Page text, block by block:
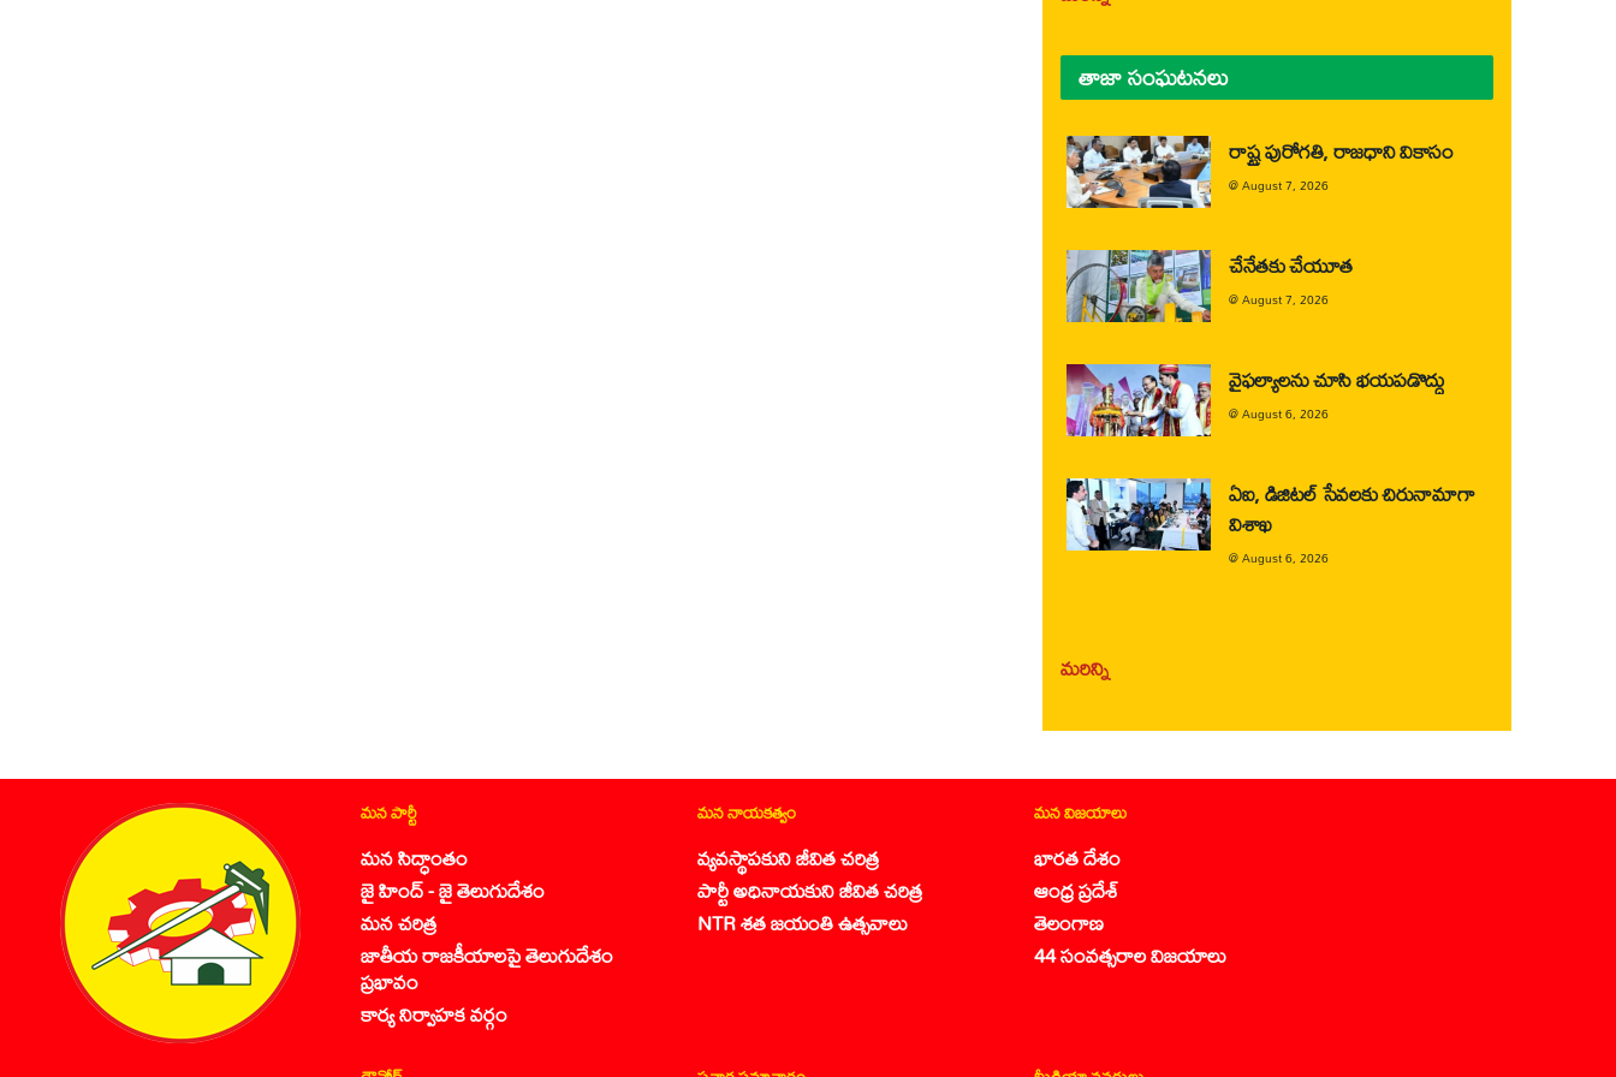
తాజా సంఘటనలు
రాష్ట్ర పురోగతి, రాజధాని వికాసం
@August 7, 2026
చేనేతకు చేయూత
@August 7, 2026
వైఫల్యాలను చూసి భయపడొద్దు
@August 6, 2026
ఏఐ, డిజిటల్ సేవలకు చిరునామాగా
విశాఖ
@August 6, 2026
మరిన్ని
మన పార్టీ
మన సిద్ధాంతం
జై హింద్ - జై తెలుగుదేశం
మన చరిత్ర
జాతీయ రాజకీయాలపై తెలుగుదేశం
ప్రభావం
కార్య నిర్వాహక వర్గం
మన నాయకత్వం
వ్యవస్థాపకుని జీవిత చరిత్ర
పార్టీ అధినాయకుని జీవిత చరిత్ర
NTR శత జయంతి ఉత్సవాలు
మన విజయాలు
భారత దేశం
ఆంధ్ర ప్రదేశ్
తెలంగాణ
44 సంవత్సరాల విజయాలు